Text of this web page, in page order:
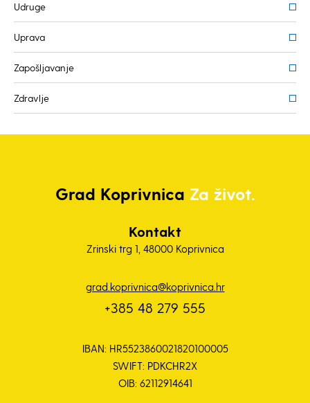
Udruge
Uprava
Zapošljavanje
Zdravlje
Grad Koprivnica Za život.
Kontakt
Zrinski trg 1, 48000 Koprivnica
grad.koprivnica@koprivnica.hr
+385 48 279 555
IBAN: HR5523860021820100005
SWIFT: PDKCHR2X
OIB: 62112914641